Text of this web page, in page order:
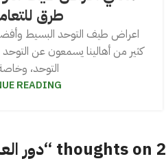
طرق
اعراض طيف التوحد البسيط
كثير من أهالينا يسمعون عن
التوحد،
READING
2 thoughts on “
دور